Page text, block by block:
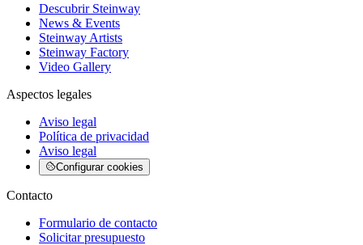
Descubrir Steinway
News & Events
Steinway Artists
Steinway Factory
Video Gallery
Aspectos legales
Aviso legal
Política de privacidad
Aviso legal
Configurar cookies
Contacto
Formulario de contacto
Solicitar presupuesto